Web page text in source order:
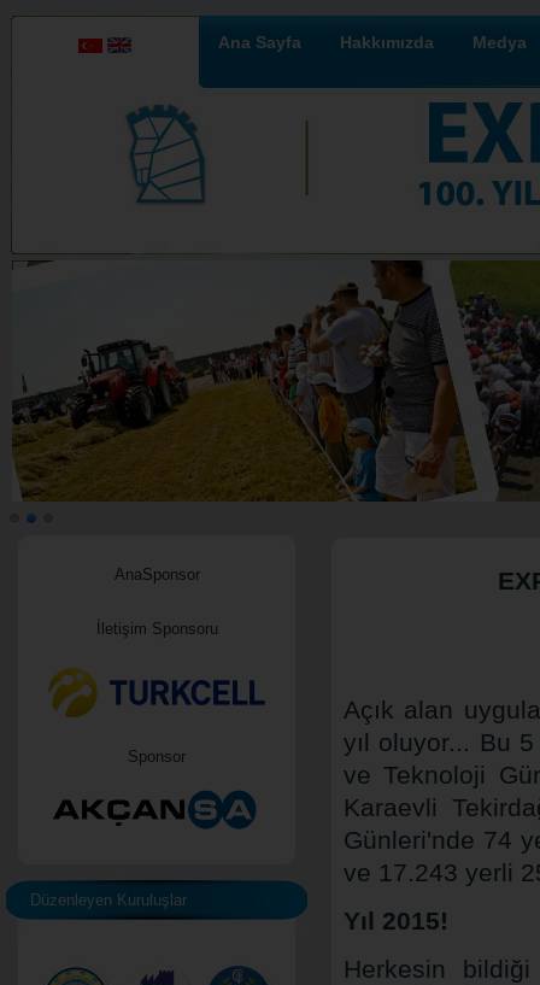
Ana Sayfa Hakkımızda Medya
AnaSponsor
İletişim Sponsoru
Sponsor
Düzenleyen Kuruluşlar
Açık alan
yıl oluyor... Bu
ve Teknoloji
Karaevli
Günleri'nde 74
ve 17.243 yerli
Yıl 2015!
Herkesin